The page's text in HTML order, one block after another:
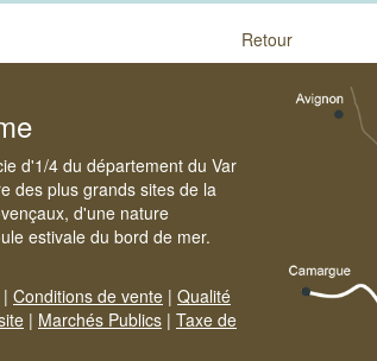
Retour
d'1/4 du département du Var
des plus grands sites de la
d'une nature
estivale du bord de mer.
| Conditions de vente | Qualité
| Marchés Publics | Taxe de